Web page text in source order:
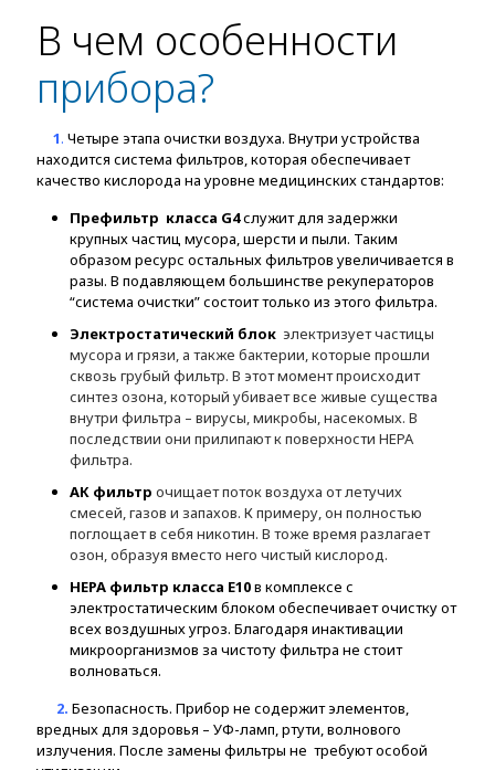
В чем особенности
прибора?
1. Четыре этапа очистки воздуха. Внутри устройства
находится система фильтров, которая обеспечивает
качество кислорода на уровне медицинских стандартов:
Префильтр класса G4служит для задержки
крупных частиц мусора, шерсти и пыли. Таким
образом ресурс остальных фильтров увеличивается в
разы. В подавляющем большинстве рекуператоров
“система очистки” состоит только из этого фильтра.
Электростатический блок электризует частицы
мусора и грязи, а также бактерии, которые прошли
сквозь грубый фильтр. В этот момент происходит
синтез озона, который убивает все живые существа
внутри фильтра – вирусы, микробы, насекомых. В
последствии они прилипают к поверхности НЕРА
фильтра.
АК фильтр очищает поток воздуха от летучих
смесей, газов и запахов. К примеру, он полностью
поглощает в себя никотин. В тоже время разлагает
озон, образуя вместо него чистый кислород.
HEPA фильтр класса Е10в комплексе с
электростатическим блоком обеспечивает очистку от
всех воздушных угроз. Благодаря инактивации
микроорганизмов за чистоту фильтра не стоит
волноваться.
2. Безопасность. Прибор не содержит элементов,
вредных для здоровья – УФ-ламп, ртути, волнового
излучения. После замены фильтры не требуют особой